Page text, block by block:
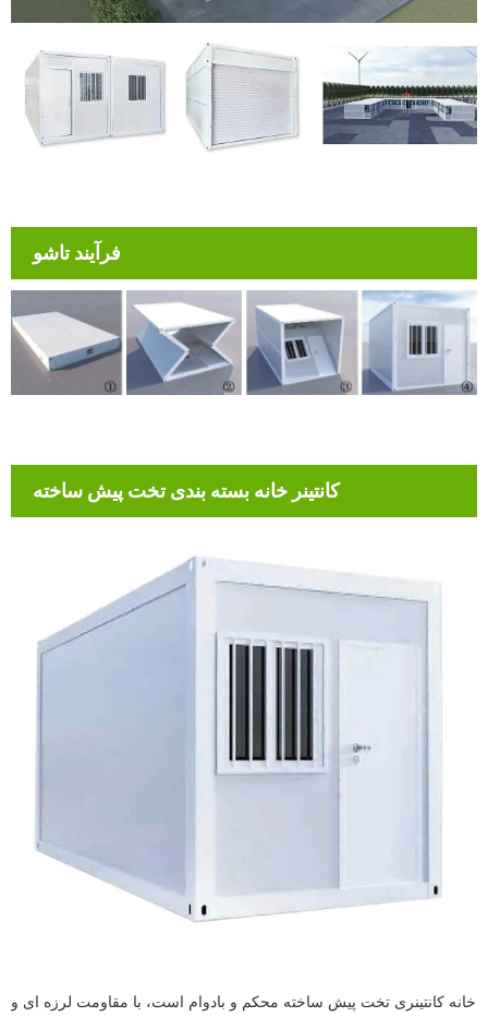
فرآیند تاشو
کانتینر خانه بسته بندی تخت پیش ساخته
خانه کانتینری تخت پیش ساخته محکم و بادوام است، با مقاومت لرزه ای و